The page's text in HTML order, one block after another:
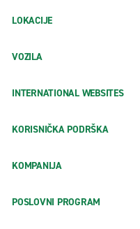
LOKACIJE
VOZILA
INTERNATIONAL WEBSITES
KORISNIČKA PODRŠKA
KOMPANIJA
POSLOVNI PROGRAM